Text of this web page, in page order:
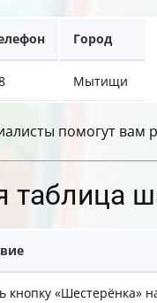
Город
Мытищи
помогут вам
таблица
кнопку «Шестерёнка»